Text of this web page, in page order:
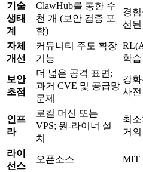
기술
생태
계
ClawHub를 통한 수
천 개 (보안 검증 포
함)
경
선
자체
개선
커뮤니티 주도 확장
기능
학
보안
초점
더 넓은 공격 표면;
과거 CVE 및 공급망
문제
강
사
인프
라
로컬 머신 또는
VPS; 원-라이너 설
치
최
거
라이
선스
오픈소스 MIT